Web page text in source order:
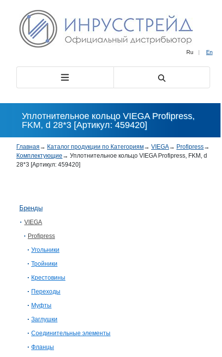
Ru | En
Уплотнительное кольцо VIEGA Profipress,
FKM, d 28*3 [Артикул: 459420]
Главная → Каталог продукции по Категориям→ VIEGA→ Profipress→
Комплектующие → Уплотнительное кольцо VIEGA Profipress, FKM, d
28*3 [Артикул: 459420]
Бренды
VIEGA
Profipress
Угольники
Тройники
Крестовины
Переходы
Муфты
Заглушки
Соединительные элементы
Фланцы